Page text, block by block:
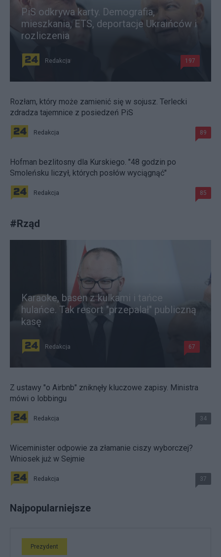
PiS odkrywa karty. Demografia,
mieszkania, ETS, deportacje Ukraińców i
rozliczenia
Redakcja 197
Rozłam, który może zamienić się w sojusz. Terlecki
zdradza tajemnice z posiedzeń PiS
Redakcja 89
Hofman bezlitosny dla Kurskiego. "48 godzin po
Smoleńsku liczył, których posłów wyciągnąć"
Redakcja 85
#Rząd
Karaoke, basen z kulkami i tańce
hulańce. Tak resort "przepalał" publiczną
kasę
Redakcja 67
Z ustawy "o Airbnb" zniknęły kluczowe zapisy. Ministra
mówi o lobbingu
Redakcja 34
Wiceminister odpowie za złamanie ciszy wyborczej?
Wniosek już w Sejmie
Redakcja 37
Najpopularniejsze
Prezydent